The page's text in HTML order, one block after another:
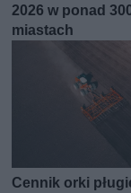
2026 w ponad
miastach
Cennik orki